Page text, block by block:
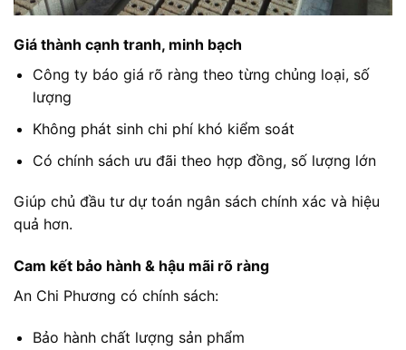
Giá thành cạnh tranh, minh bạch
Công ty báo giá rõ ràng theo từng chủng loại, số
lượng
Không phát sinh chi phí khó kiểm soát
Có chính sách ưu đãi theo hợp đồng, số lượng lớn
Giúp chủ đầu tư dự toán ngân sách chính xác và hiệu
quả hơn.
Cam kết bảo hành & hậu mãi rõ ràng
An Chi Phương có chính sách:
Bảo hành chất lượng sản phẩm